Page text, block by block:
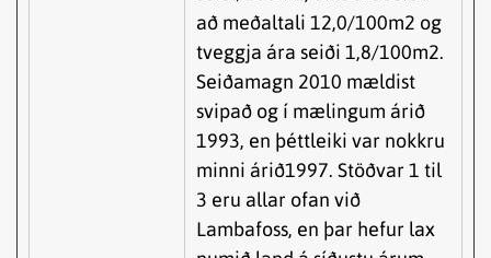
að meðaltali 12,0/100m2 og
tveggja ára seiði 1,8/100m2.
Seiðamagn 2010 mældist
svipað og í mælingum árið
1993, en þéttleiki var nokkru
minni árið1997. Stöðvar 1 til
3 eru allar ofan við
Lambafoss, en þar hefur lax